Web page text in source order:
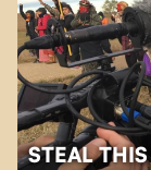
STEAL